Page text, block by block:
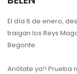
El día 6 de enero,
traigan los Reys
Begonte.
Anótate ya!! Prueba